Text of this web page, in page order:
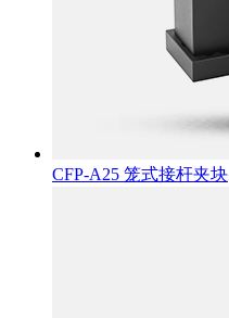
CFP-A25 笼式接杆夹块